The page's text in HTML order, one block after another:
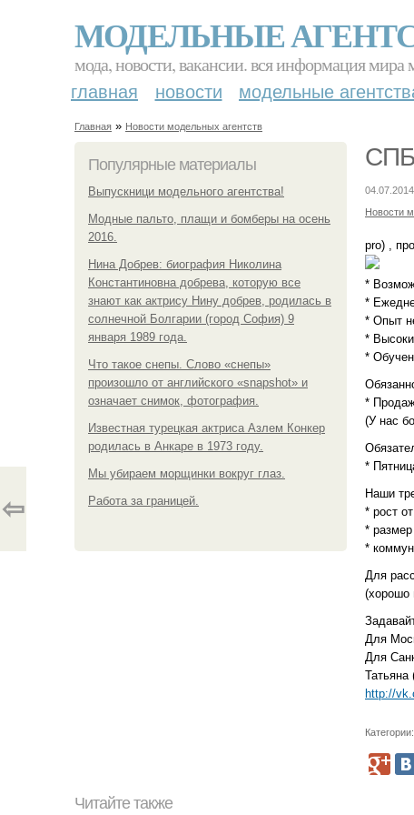
МОДЕЛЬНЫЕ
мода, новости, вакансии. вся информация мира
главная новости модельные
Главная » Новости модельных агентств
Популярные материалы
Выпускници модельного агентства!
Модные пальто, плащи и бомберы на осень
2016.
Нина Добрев: биография Николина
Константиновна добрева, которую все
знают как актрису Нину добрев, родилась в
солнечной Болгарии (город София) 9
января 1989 года.
Что такое снепы. Слово «снепы»
произошло от английского «snapshot» и
означает снимок, фотография.
Известная турецкая актриса Азлем Конкер
родилась в Анкаре в 1973 году.
Мы убираем морщинки вокруг глаз.
Работа за границей.
Новости
pro) ,
*
*
* Опыт
*
*
*
(У нас
*
Наши
* рост
*
*
Для
(хорошо
Для
Для
Татьяна
http://
Категории:
⇦
Читайте также